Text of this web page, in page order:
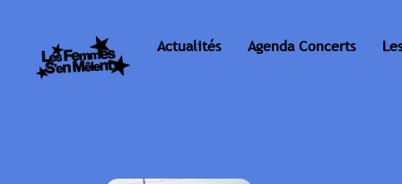
Actualités Agenda Concerts